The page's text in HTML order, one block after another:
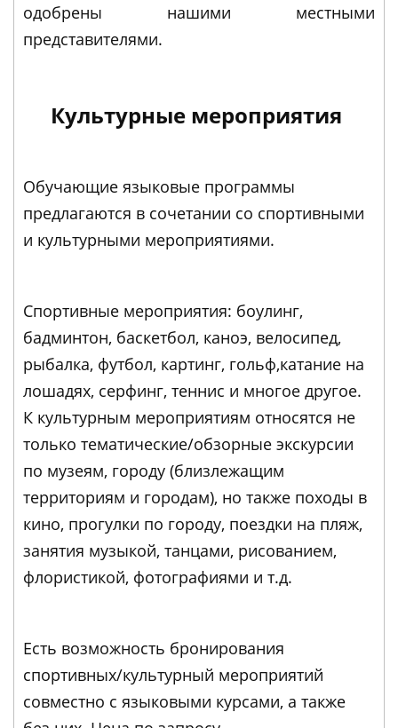
одобрены нашими местными
представителями.
Культурные мероприятия
Обучающие языковые программы
предлагаются в сочетании со спортивными
и культурными мероприятиями.
Спортивные мероприятия: боулинг,
бадминтон, баскетбол, каноэ, велосипед,
рыбалка, футбол, картинг, гольф,катание на
лошадях, серфинг, теннис и многое другое.
К культурным мероприятиям относятся не
только тематические/обзорные экскурсии
по музеям, городу (близлежащим
территориям и городам), но также походы в
кино, прогулки по городу, поездки на пляж,
занятия музыкой, танцами, рисованием,
флористикой, фотографиями и т.д.
Есть возможность бронирования
спортивных/культурный мероприятий
совместно с языковыми курсами, а также